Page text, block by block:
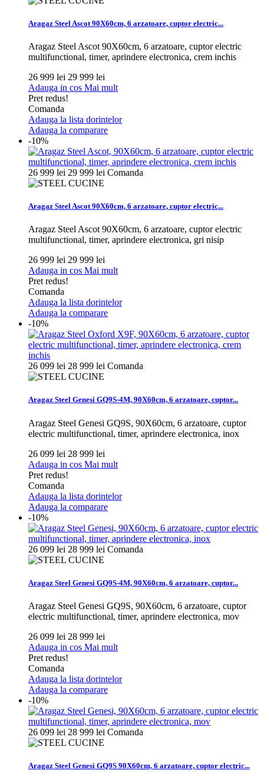
Aragaz Steel Ascot 90X60cm, 6 arzatoare, cuptor electric...
Aragaz Steel Ascot 90X60cm, 6 arzatoare, cuptor electric
multifunctional, timer, aprindere electronica, crem inchis
26 999 lei 29 999 lei
Adauga in cos Mai mult
Pret redus!
Comanda
Adauga la lista dorintelor
Adauga la comparare
-10%
26 999 lei 29 999 lei Comanda
Aragaz Steel Ascot 90X60cm, 6 arzatoare, cuptor electric...
Aragaz Steel Ascot 90X60cm, 6 arzatoare, cuptor electric
multifunctional, timer, aprindere electronica, gri nisip
26 999 lei 29 999 lei
Adauga in cos Mai mult
Pret redus!
Comanda
Adauga la lista dorintelor
Adauga la comparare
-10%
26 099 lei 28 999 lei Comanda
Aragaz Steel Genesi GQ9S-4M, 90X60cm, 6 arzatoare, cuptor...
Aragaz Steel Genesi GQ9S, 90X60cm, 6 arzatoare, cuptor
electric multifunctional, timer, aprindere electronica, inox
26 099 lei 28 999 lei
Adauga in cos Mai mult
Pret redus!
Comanda
Adauga la lista dorintelor
Adauga la comparare
-10%
26 099 lei 28 999 lei Comanda
Aragaz Steel Genesi GQ9S-4M, 90X60cm, 6 arzatoare, cuptor...
Aragaz Steel Genesi GQ9S, 90X60cm, 6 arzatoare, cuptor
electric multifunctional, timer, aprindere electronica, mov
26 099 lei 28 999 lei
Adauga in cos Mai mult
Pret redus!
Comanda
Adauga la lista dorintelor
Adauga la comparare
-10%
26 099 lei 28 999 lei Comanda
Aragaz Steel Genesi GQ9S 90X60cm, 6 arzatoare, cuptor electric...